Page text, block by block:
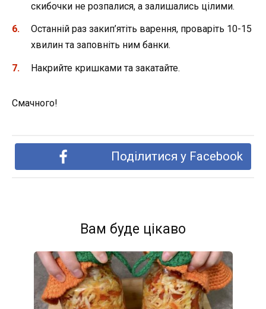
скибочки не розпалися, а залишались цілими.
Останній раз закип’ятіть варення, проваріть 10-15
хвилин та заповніть ним банки.
Накрийте кришками та закатайте.
Смачного!
Поділитися у Facebook
Вам буде цікаво